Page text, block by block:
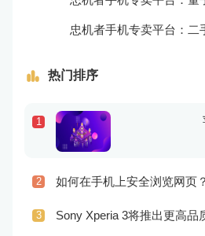
热门排序
1
2 如何在手机上安全浏览网页？
3